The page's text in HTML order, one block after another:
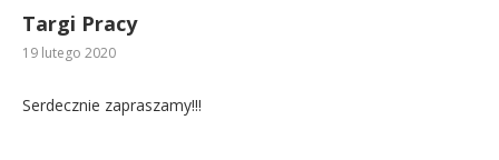
Targi Pracy
19 lutego 2020
Serdecznie zapraszamy!!!